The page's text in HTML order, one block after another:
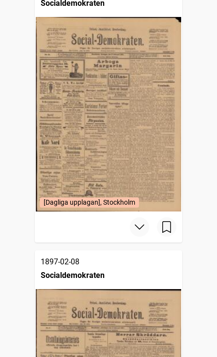
Socialdemokraten
[Dagliga upplagan], Stockholm
1897-02-08
Socialdemokraten